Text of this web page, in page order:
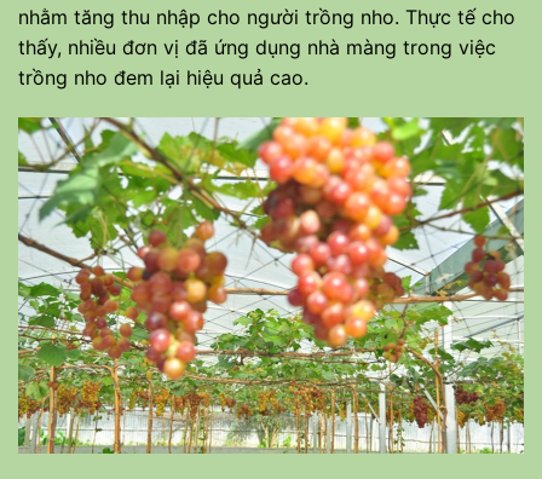
nhằm tăng thu nhập cho người trồng nho. Thực tế cho
thấy, nhiều đơn vị đã ứng dụng nhà màng trong việc
trồng nho đem lại hiệu quả cao.